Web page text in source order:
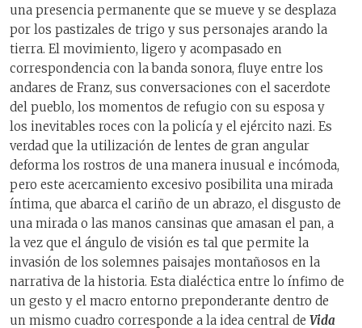
una presencia permanente que se mueve y se desplaza
por los pastizales de trigo y sus personajes arando la
tierra. El movimiento, ligero y acompasado en
correspondencia con la banda sonora, fluye entre los
andares de Franz, sus conversaciones con el sacerdote
del pueblo, los momentos de refugio con su esposa y
los inevitables roces con la policía y el ejército nazi. Es
verdad que la utilización de lentes de gran angular
deforma los rostros de una manera inusual e incómoda,
pero este acercamiento excesivo posibilita una mirada
íntima, que abarca el cariño de un abrazo, el disgusto de
una mirada o las manos cansinas que amasan el pan, a
la vez que el ángulo de visión es tal que permite la
invasión de los solemnes paisajes montañosos en la
narrativa de la historia. Esta dialéctica entre lo ínfimo de
un gesto y el macro entorno preponderante dentro de
un mismo cuadro corresponde a la idea central de Vida